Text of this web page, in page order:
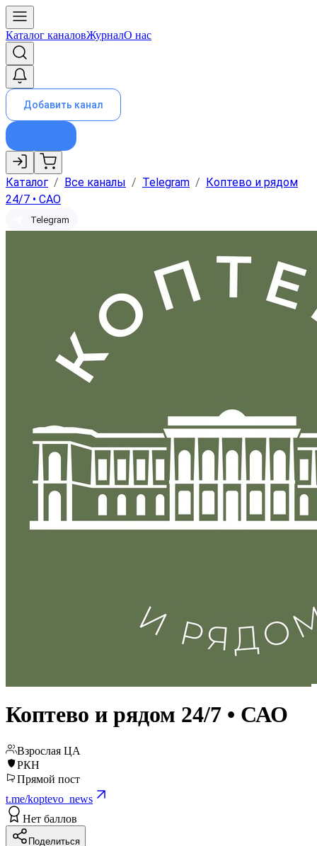
Каталог каналовЖурналО нас
Добавить канал
Каталог / Все каналы / Telegram / Коптево и рядом
24/7 • САО
Telegram
Коптево и рядом 24/7 • САО
Взрослая ЦА
РКН
Прямой пост
t.me/koptevo_news
Нет баллов
Поделиться